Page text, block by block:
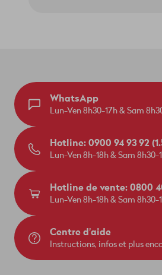
WhatsApp
Lun-Ven 8h30-17h & Sam
Hotline: 0900 94 93 92
Lun-Ven 8h-18h & Sam 8h30-
Hotline de vente: 0800
Lun-Ven 8h-18h & Sam 8h30-
Centre d'aide
Instructions, infos et plus